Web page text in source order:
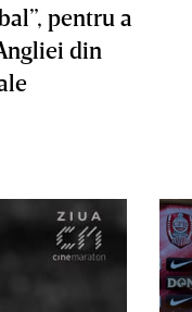
pentru a
din